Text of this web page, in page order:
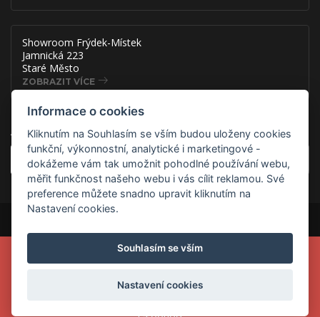
Showroom Frýdek-Místek
Jamnická 223
Staré Město
ZOBRAZIT VÍCE
Akce, slevy a novinky přímo na
OK
Verze webu pro PC.
VYUŽIJTE MIMOŘÁDNOU AKCI A ZADEJTE V KOŠÍKU NA
WWW.ADSAFE.CZKÓDCHCI10A ZÍSKEJTE SLEVU 10% NA
BONUS3SLEVU 3% NA VŠE OSTATNÍ :-).
14.00hod.
Informace o cookies
Kliknutím na Souhlasím se vším budou uloženy cookies
funkční, výkonnostní, analytické i marketingové -
dokážeme vám tak umožnit pohodlné používání webu,
měřit funkčnost našeho webu i vás cílit reklamou. Své
preference můžete snadno upravit kliknutím na
Nastavení cookies.
Souhlasím se vším
Nastavení cookies